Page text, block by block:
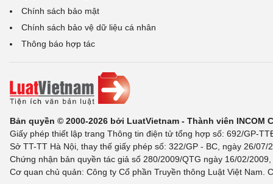
Chính sách bảo mật
Chính sách bảo vệ dữ liệu cá nhân
Thông báo hợp tác
Bản quyền © 2000-2026 bởi LuatVietnam - Thành viên INCOM
Giấy phép thiết lập trang Thông tin điện tử tổng hợp số: 692/GP-
Sở TT-TT Hà Nội, thay thế giấy phép số: 322/GP - BC, ngày 26/
Chứng nhận bản quyền tác giả số 280/2009/QTG ngày 16/02/
Cơ quan chủ quản: Công ty Cổ phần Truyền thông Luật Việt Nam.